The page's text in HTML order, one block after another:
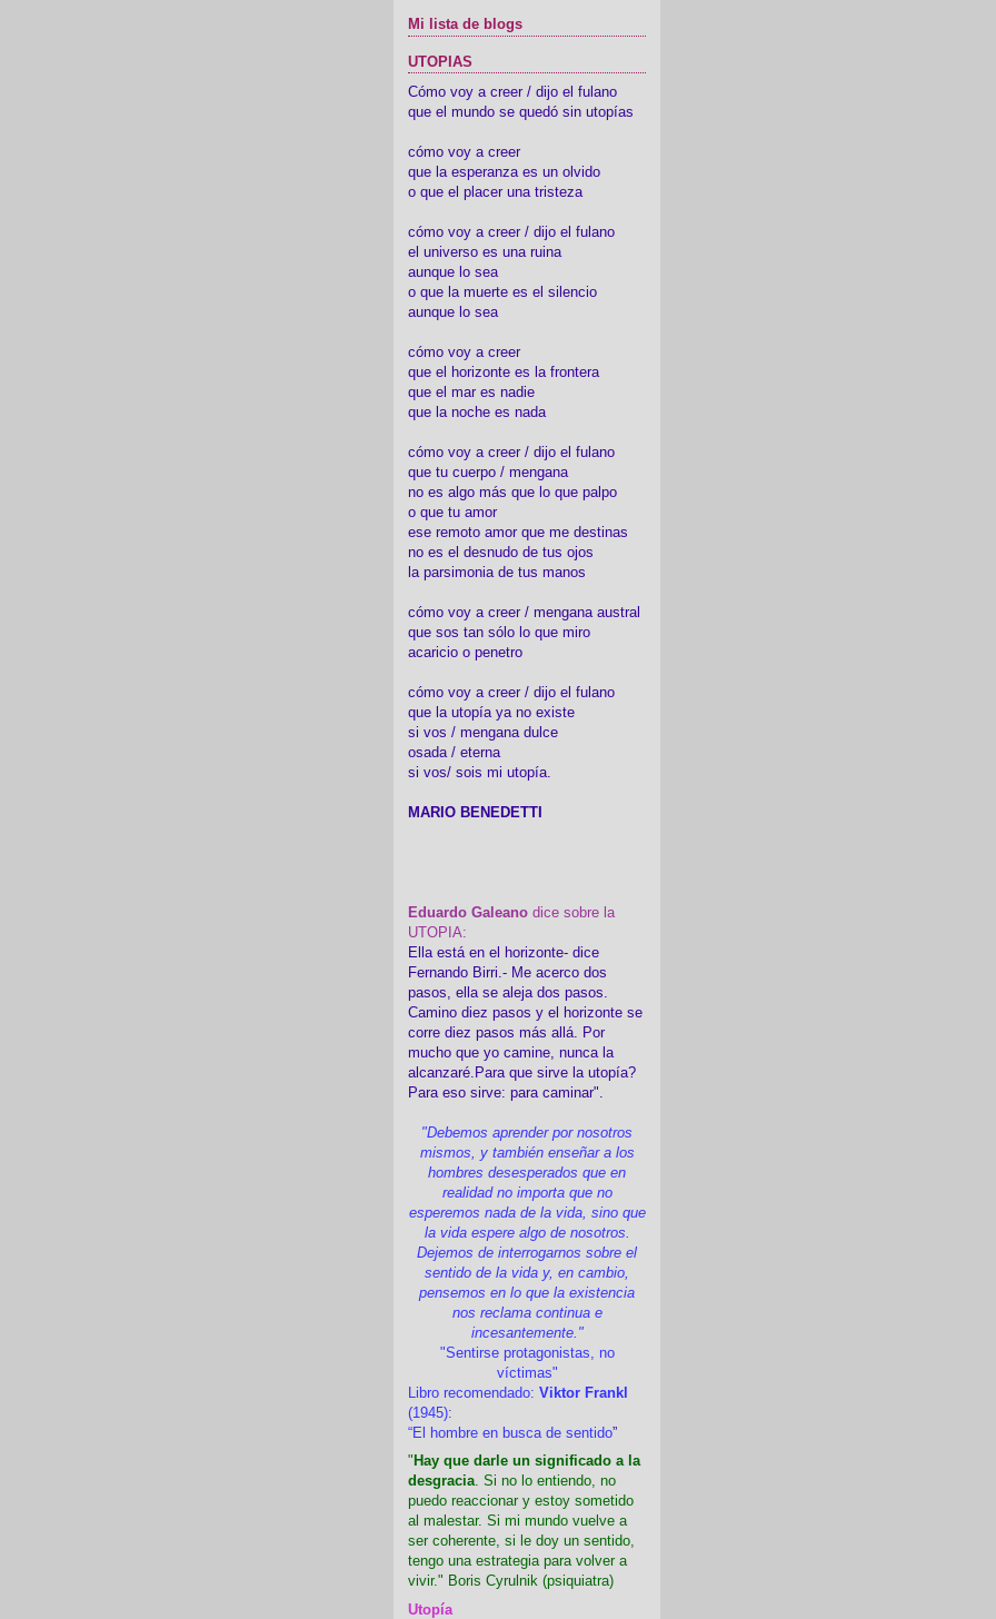
Mi lista de blogs
UTOPIAS
Cómo voy a creer / dijo el fulano
que el mundo se quedó sin utopías
cómo voy a creer
que la esperanza es un olvido
o que el placer una tristeza
cómo voy a creer / dijo el fulano
el universo es una ruina
aunque lo sea
o que la muerte es el silencio
aunque lo sea
cómo voy a creer
que el horizonte es la frontera
que el mar es nadie
que la noche es nada
cómo voy a creer / dijo el fulano
que tu cuerpo / mengana
no es algo más que lo que palpo
o que tu amor
ese remoto amor que me destinas
no es el desnudo de tus ojos
la parsimonia de tus manos
cómo voy a creer / mengana austral
que sos tan sólo lo que miro
acaricio o penetro
cómo voy a creer / dijo el fulano
que la utopía ya no existe
si vos / mengana dulce
osada / eterna
si vos/ sois mi utopía.
MARIO BENEDETTI
Eduardo Galeano dice sobre la
UTOPIA:
Ella está en el horizonte- dice
Fernando Birri.- Me acerco dos
pasos, ella se aleja dos pasos.
Camino diez pasos y el horizonte se
corre diez pasos más allá. Por
mucho que yo camine, nunca la
alcanzaré.Para que sirve la utopía?
Para eso sirve: para caminar".
"Debemos aprender por nosotros
mismos, y también enseñar a los
hombres desesperados que en
realidad no importa que no
esperemos nada de la vida, sino que
la vida espere algo de nosotros.
Dejemos de interrogarnos sobre el
sentido de la vida y, en cambio,
pensemos en lo que la existencia
nos reclama continua e
incesantemente."
"Sentirse protagonistas, no
víctimas"
Libro recomendado: Viktor Frankl
(1945):
“El hombre en busca de sentido”
" Hay que darle un significado a la
desgracia. Si no lo entiendo, no
puedo reaccionar y estoy sometido
al malestar. Si mi mundo vuelve a
ser coherente, si le doy un sentido,
tengo una estrategia para volver a
vivir." Boris Cyrulnik (psiquiatra)
Utopía